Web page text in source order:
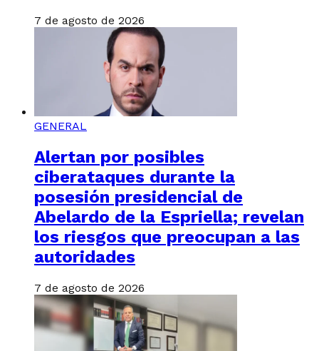
7 de agosto de 2026
GENERAL
Alertan por posibles
ciberataques durante la
posesión presidencial de
Abelardo de la Espriella; revelan
los riesgos que preocupan a las
autoridades
7 de agosto de 2026